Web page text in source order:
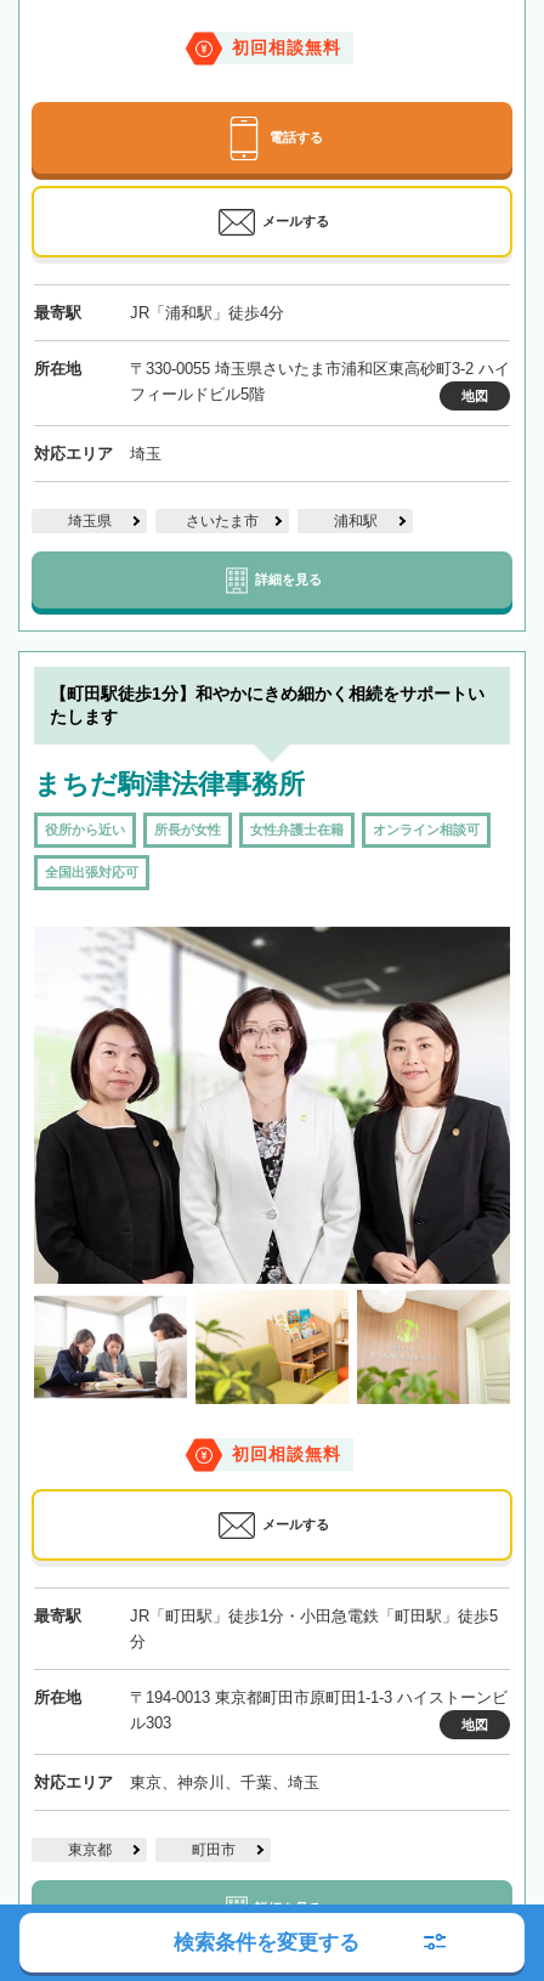
初回相談無料
電話する
メールする
最寄駅 JR「浦和駅」徒歩4分
所在地
〒330-0055 埼玉県さいたま市浦和区東高砂町3-2 ハイ
フィールドビル5階
地図
対応エリア 埼玉
埼玉県 さいたま市 浦和駅
詳細を見る
【町田駅徒歩1分】和やかにきめ細かく相続をサポートい
たします
まちだ駒津法律事務所
役所から近い 所長が女性 女性弁護士在籍 オンライン相談可
全国出張対応可
初回相談無料
メールする
最寄駅
JR「町田駅」徒歩1分・小田急電鉄「町田駅」徒歩5
分
所在地
〒194-0013 東京都町田市原町田1-1-3 ハイストーンビ
ル303
地図
対応エリア 東京、神奈川、千葉、埼玉
東京都 町田市
詳細を見る
検索条件を変更する